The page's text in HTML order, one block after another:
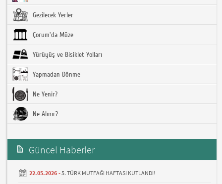
Gezilecek Yerler
Çorum'da Müze
Yürüyüş ve Bisiklet Yolları
Yapmadan Dönme
Ne Yenir?
Ne Alınır?
Güncel Haberler
22.05.2026 -5. TÜRK MUTFAĞI HAFTASI KUTLANDI!